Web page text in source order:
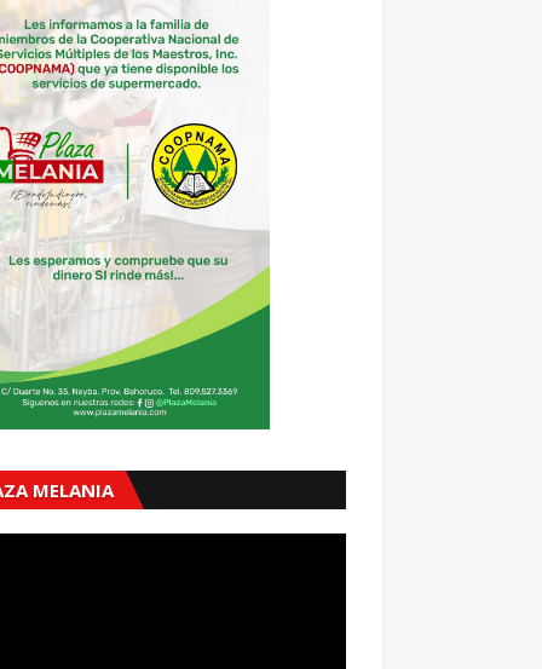
MELANIA